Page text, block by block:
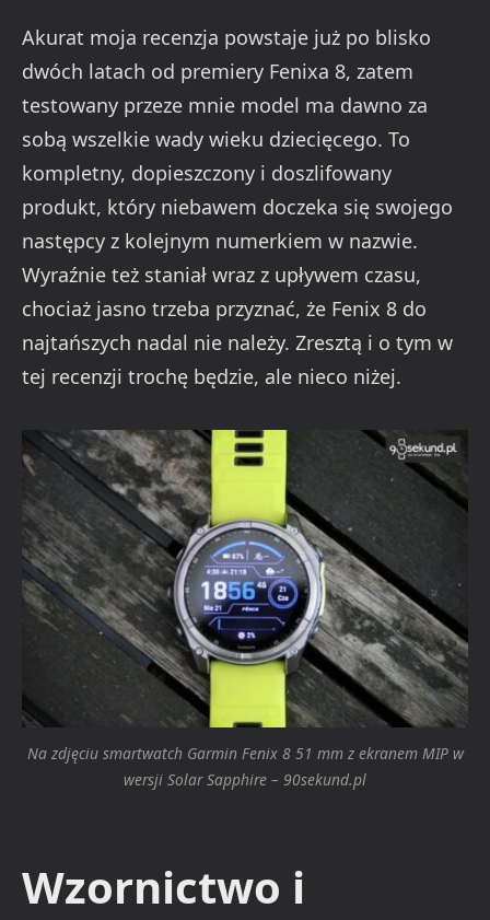
Akurat moja recenzja powstaje już po blisko
dwóch latach od premiery Fenixa 8, zatem
testowany przeze mnie model ma dawno za
sobą wszelkie wady wieku dziecięcego. To
kompletny, dopieszczony i doszlifowany
produkt, który niebawem doczeka się swojego
następcy z kolejnym numerkiem w nazwie.
Wyraźnie też staniał wraz z upływem czasu,
chociaż jasno trzeba przyznać, że Fenix 8 do
najtańszych nadal nie należy. Zresztą i o tym w
tej recenzji trochę będzie, ale nieco niżej.
Na zdjęciu smartwatch Garmin Fenix 8 51 mm z ekranem MIP w
wersji Solar Sapphire – 90sekund.pl
Wzornictwo i